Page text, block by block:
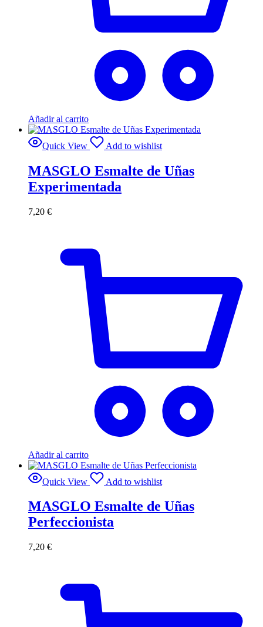
Añadir al carrito
Quick View Add to wishlist
MASGLO Esmalte de Uñas
Experimentada
7,20 €
Añadir al carrito
Quick View Add to wishlist
MASGLO Esmalte de Uñas
Perfeccionista
7,20 €